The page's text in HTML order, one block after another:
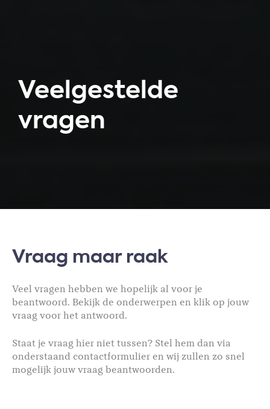
Veelgestelde
vragen
Vraag maar raak
Veel vragen hebben we hopelijk al voor je
beantwoord. Bekijk de onderwerpen en klik op jouw
vraag voor het antwoord.
Staat je vraag hier niet tussen? Stel hem dan via
onderstaand contactformulier en wij zullen zo snel
mogelijk jouw vraag beantwoorden.